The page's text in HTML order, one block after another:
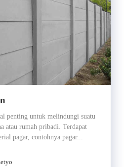
penting untuk melindungi suatu
atau rumah pribadi. Terdapat
pagar, contohnya pagar...